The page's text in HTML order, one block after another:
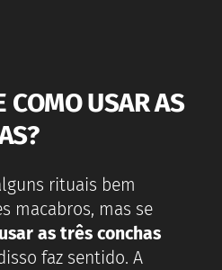
COMO USAR AS
rituais bem
macabros, mas se
as três conchas
faz sentido. A